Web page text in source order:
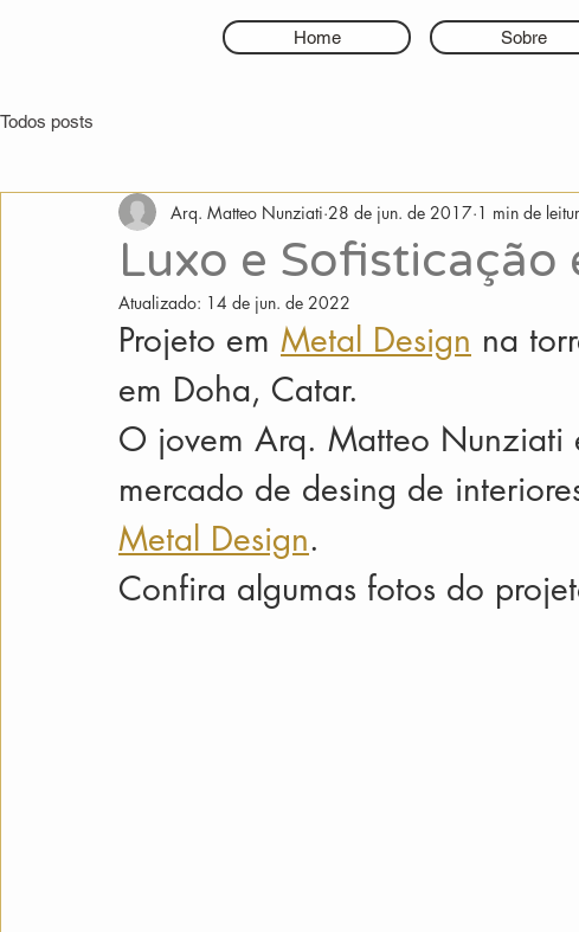
Home Sobre
Todos posts
Luxo e Sofisticação
Arq. Matteo Nunziati 28 de jun. de 2017 1 min de
Atualizado: 14 de jun. de 2022
Projeto em Metal Design na
em Doha, Catar.
O jovem Arq. Matteo Nunziati
mercado de desing de
Metal Design.
Confira algumas fotos do